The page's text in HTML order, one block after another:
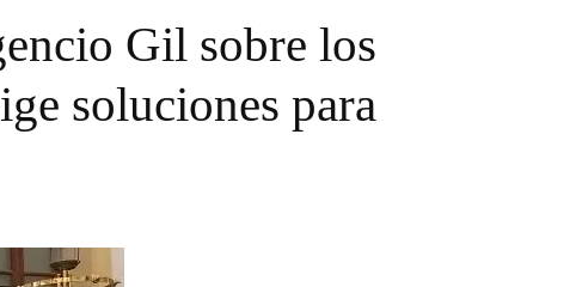
Gil sobre los
soluciones para